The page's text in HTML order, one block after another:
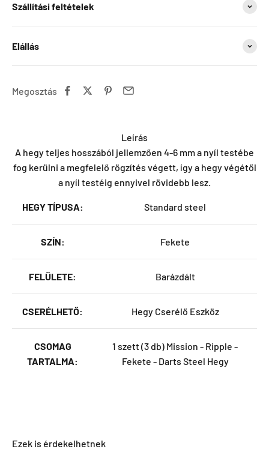
Szállítási feltételek
Elállás
Megosztás
Leírás
A hegy teljes hosszából jellemzően 4-6 mm a nyíl testébe
fog kerülni a megfelelő rögzítés végett, így a hegy végétől
a nyíl testéig ennyivel rövidebb lesz.
HEGY TÍPUSA: Standard steel
SZÍN: Fekete
FELÜLETE: Barázdált
CSERÉLHETŐ: Hegy Cserélő Eszköz
CSOMAG
TARTALMA:
1 szett (3 db) Mission - Ripple -
Fekete - Darts Steel Hegy